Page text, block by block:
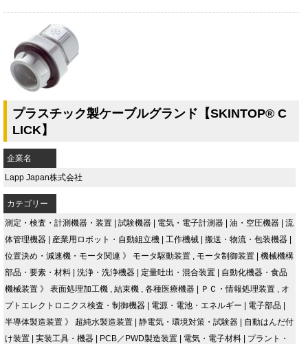
プラスチック製ケーブルグランド【SKINTOP® C
LICK】
企業名
Lapp Japan株式会社
カテゴリー
測定・検査・計測機器・装置 | 試験機器 | 電気・電子計測器 | 油・空圧機器 | 流
体管理機器 | 産業用ロボット・自動組立機 | 工作機械 | 搬送・物流・包装機器 |
位置決め・減速機・モータ関連 》 モータ駆動装置 モータ制御装置 | 機械機構
部品・要素・材料 | 洗浄・洗浄機器 | 定量吐出・混合装置 | 自動化機器・食品
機械装置 》 表面処理加工機 結束機 各種医療機器 | ＰＣ・情報処理装置
オ
プトエレクトロニクス検査・制御機器 | 電源・電池・エネルギー | 電子部品 |
半導体製造装置 》 超純水製造装置 | 静電気・環境対策・試験器 | 自動はんだ付
け装置 | 実装工具・機器 | PCB／PWD製造装置 | 電気・電子材料 | プラント・